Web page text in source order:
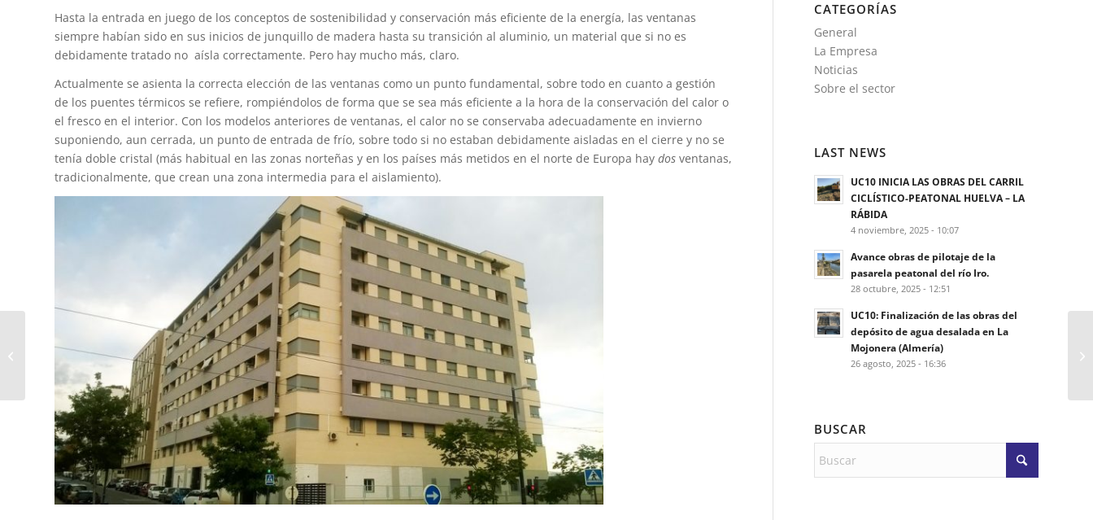
Hasta la entrada en juego de los conceptos de sostenibilidad y conservación más eficiente de la energía, las ventanas
siempre habían sido en sus inicios de junquillo de madera hasta su transición al aluminio, un material que si no es
debidamente tratado no aísla correctamente. Pero hay mucho más, claro.
Actualmente se asienta la correcta elección de las ventanas como un punto fundamental, sobre todo en cuanto a gestión
de los puentes térmicos se refiere, rompiéndolos de forma que se sea más eficiente a la hora de la conservación del calor o
el fresco en el interior. Con los modelos anteriores de ventanas, el calor no se conservaba adecuadamente en invierno
suponiendo, aun cerrada, un punto de entrada de frío, sobre todo si no estaban debidamente aisladas en el cierre y no se
tenía doble cristal (más habitual en las zonas norteñas y en los países más metidos en el norte de Europa hay dos ventanas,
tradicionalmente, que crean una zona intermedia para el aislamiento).
CATEGORÍAS
General
La Empresa
Noticias
Sobre el sector
LAST NEWS
UC10 INICIA LAS OBRAS DEL CARRIL
CICLÍSTICO-PEATONAL HUELVA – LA
RÁBIDA
4 noviembre, 2025 - 10:07
Avance obras de pilotaje de la
pasarela peatonal del río Iro.
28 octubre, 2025 - 12:51
UC10: Finalización de las obras del
depósito de agua desalada en La
Mojonera (Almería)
26 agosto, 2025 - 16:36
BUSCAR
Rehabilitar un edificio
de forma sostenible